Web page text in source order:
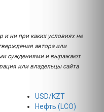
и ни при каких условиях не
автора или
суждениями и выражают
или владельцы сайта
USD/KZT
Нефть (LCO)